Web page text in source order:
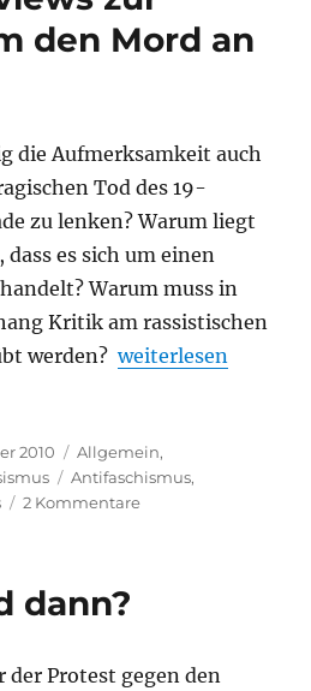
den Mord an
die Aufmerksamkeit auch
Tod des 19-
zu lenken? Warum liegt
es sich um einen
Warum muss in
Kritik am rassistischen
werden?„Zwei Interviews
weiterlesen
2010 Kategorien
Allgemein,
Schlagwörter
Antifaschismus,
2 Kommentarezu
Mord
dann?
der Protest gegen den